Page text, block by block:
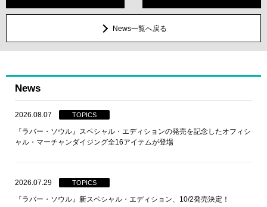
News一覧へ戻る
News
2026.08.07 TOPICS
『ラバー・ソウル』スペシャル・エディションの発売を記念したオフィシ
ャル・マーチャンダイジング全16アイテムが登場
2026.07.29 TOPICS
『ラバー・ソウル』新スペシャル・エディション、10/2発売決定！